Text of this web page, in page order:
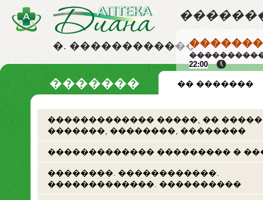
�. ������������
22:00
������� �� �������
������������� �����, ��
�������, ��������, ��������
������������� ��������� �
��������. ������������.
�������������. ����������